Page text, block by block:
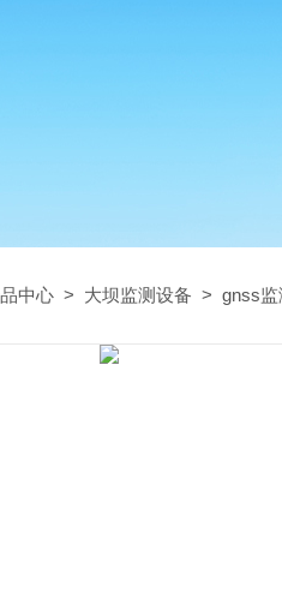
中心 > 大坝监测设备 > gnss